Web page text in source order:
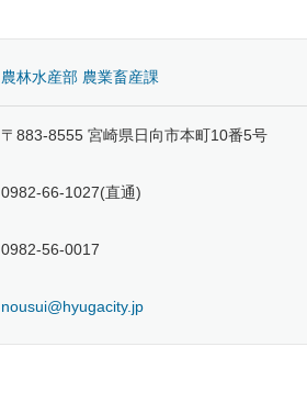
農林水産部 農業畜産課
〒883-8555 宮崎県日向市本町10番5号
0982-66-1027(直通)
0982-56-0017
nousui@hyugacity.jp